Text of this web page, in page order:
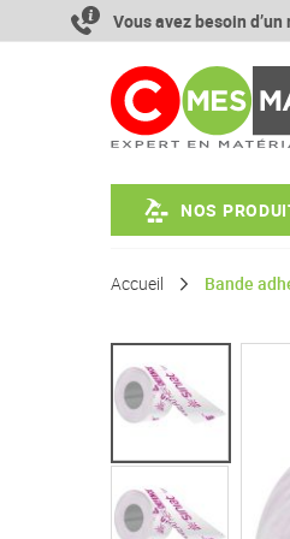
contenu
Vous avez besoin
NOS
Accueil Bande
Passer
de
galerie
d’images